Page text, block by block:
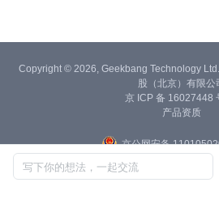
写下你的想法，一起交流
Copyright © 2026, Geekbang Technology
股（北京）有限公
京 ICP 备 16027448
产品资质
京公网安备